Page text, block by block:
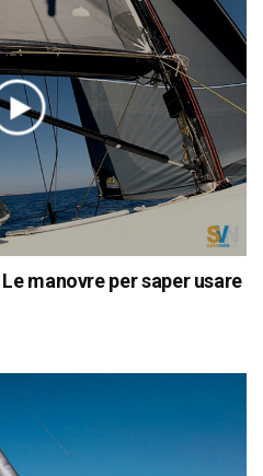
manovre per saper usare